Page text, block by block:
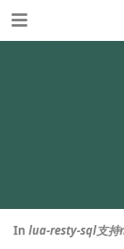
In lua-resty-sql支持